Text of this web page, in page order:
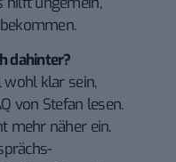
dahinter?
klar sein,
von Stefan lesen.
mehr näher ein.